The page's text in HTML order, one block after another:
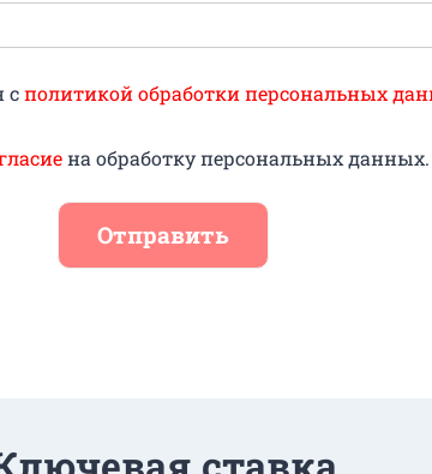
сполитикой обработки персональных
на обработку персональных данных.
Отправить